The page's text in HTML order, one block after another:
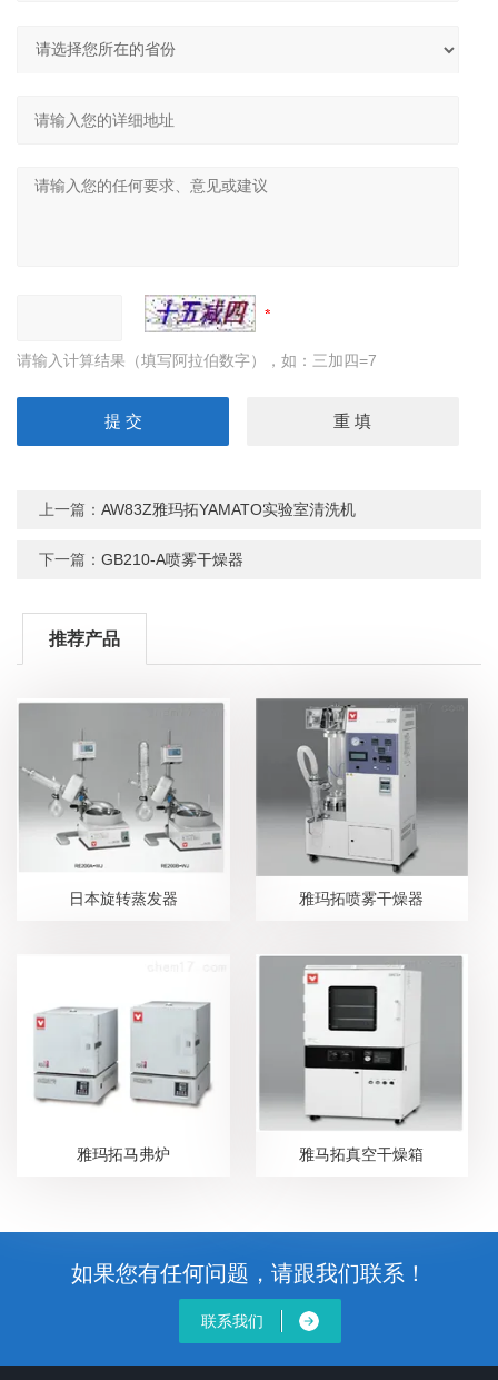
请输入计算结果（填写阿拉伯数字），如：三加四=7
上一篇：AW83Z雅玛拓YAMATO实验室清洗机
下一篇：GB210-A喷雾干燥器
推荐产品
日本旋转蒸发器 雅玛拓喷雾干燥器
雅玛拓马弗炉 雅马拓真空干燥箱
如果您有任何问题，请跟我们联系！
联系我们